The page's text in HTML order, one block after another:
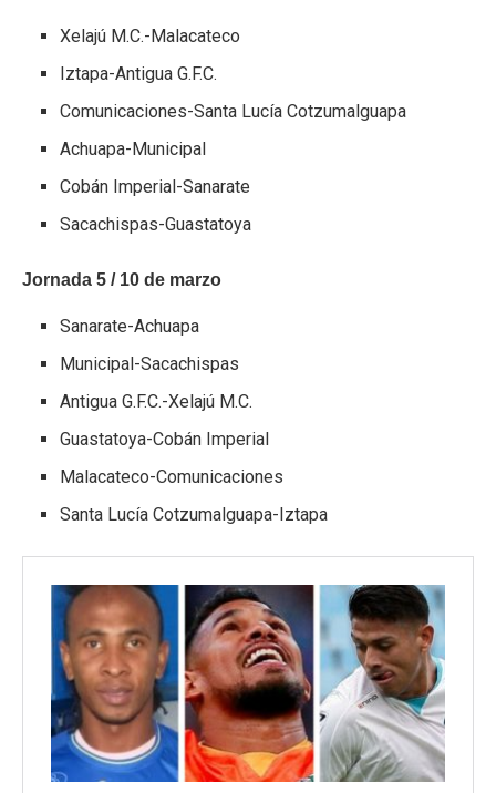
Xelajú M.C.-Malacateco
Iztapa-Antigua G.F.C.
Comunicaciones-Santa Lucía Cotzumalguapa
Achuapa-Municipal
Cobán Imperial-Sanarate
Sacachispas-Guastatoya
Jornada 5 / 10 de marzo
Sanarate-Achuapa
Municipal-Sacachispas
Antigua G.F.C.-Xelajú M.C.
Guastatoya-Cobán Imperial
Malacateco-Comunicaciones
Santa Lucía Cotzumalguapa-Iztapa